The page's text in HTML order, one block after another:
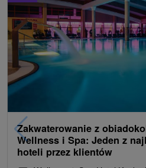
Zakwaterowanie z
Wellness i Spa: Jeden z
hoteli przez klientów